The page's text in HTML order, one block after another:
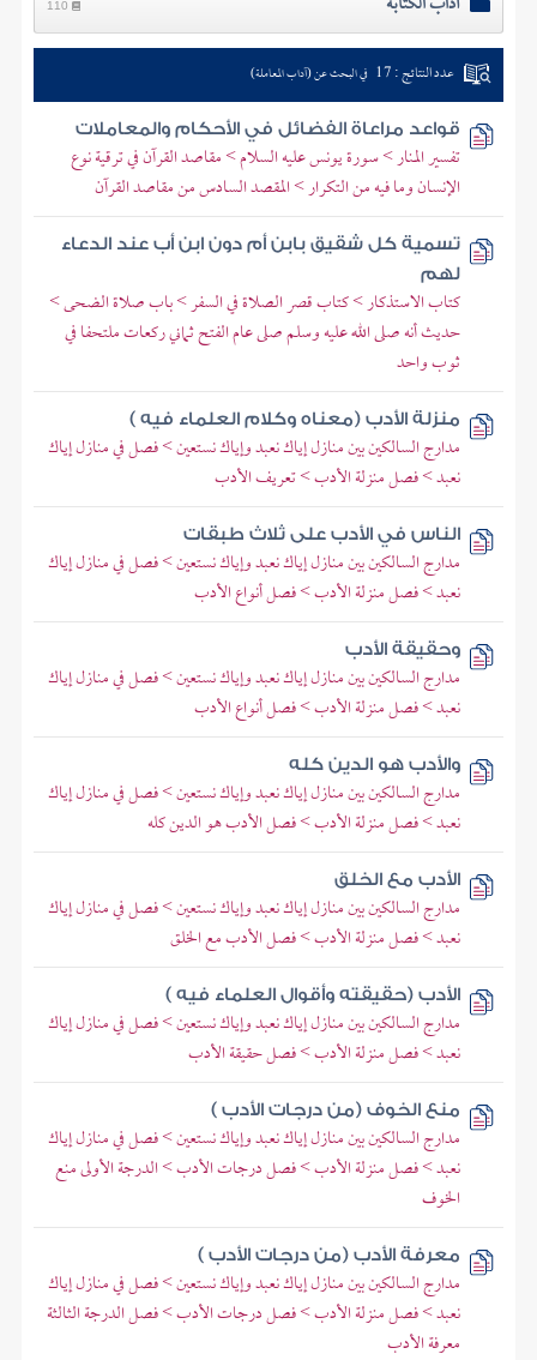
110
عدد النتائج : 17 في البحث عن (آداب المعاملة)
قواعد مراعاة الفضائل في الأحكام والمعاملات
تفسير المنار > سورة يونس عليه السلام > مقاصد القرآن في ترقية نوع
الإنسان وما فيه من التكرار > المقصد السادس من مقاصد القرآن
تسمية كل شقيق بابن أم دون ابن أب عند الدعاء
لهم
كتاب الاستذكار > كتاب قصر الصلاة في السفر > باب صلاة الضحى >
حديث أنه صلى الله عليه وسلم صلى عام الفتح ثماني ركعات ملتحفا في
ثوب واحد
منزلة الأدب (معناه وكلام العلماء فيه )
مدارج السالكين بين منازل إياك نعبد وإياك نستعين > فصل في منازل إياك
نعبد > فصل منزلة الأدب > تعريف الأدب
الناس في الأدب على ثلاث طبقات
مدارج السالكين بين منازل إياك نعبد وإياك نستعين > فصل في منازل إياك
نعبد > فصل منزلة الأدب > فصل أنواع الأدب
وحقيقة الأدب
مدارج السالكين بين منازل إياك نعبد وإياك نستعين > فصل في منازل إياك
نعبد > فصل منزلة الأدب > فصل أنواع الأدب
والأدب هو الدين كله
مدارج السالكين بين منازل إياك نعبد وإياك نستعين > فصل في منازل إياك
نعبد > فصل منزلة الأدب > فصل الأدب هو الدين كله
الأدب مع الخلق
مدارج السالكين بين منازل إياك نعبد وإياك نستعين > فصل في منازل إياك
نعبد > فصل منزلة الأدب > فصل الأدب مع الخلق
الأدب (حقيقته وأقوال العلماء فيه )
مدارج السالكين بين منازل إياك نعبد وإياك نستعين > فصل في منازل إياك
نعبد > فصل منزلة الأدب > فصل حقيقة الأدب
منع الخوف (من درجات الأدب )
مدارج السالكين بين منازل إياك نعبد وإياك نستعين > فصل في منازل إياك
نعبد > فصل منزلة الأدب > فصل درجات الأدب > الدرجة الأولى منع
الخوف
معرفة الأدب (من درجات الأدب )
مدارج السالكين بين منازل إياك نعبد وإياك نستعين > فصل في منازل إياك
نعبد > فصل منزلة الأدب > فصل درجات الأدب > فصل الدرجة الثالثة
معرفة الأدب